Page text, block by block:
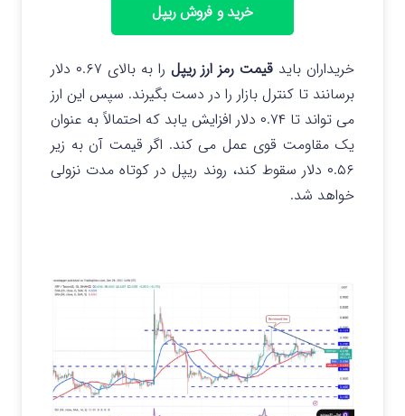
خرید و فروش ریپل
خریداران باید قیمت رمز ارز ریپل
را به بالای ۰.۶۷ دلار
برسانند تا کنترل بازار را در دست بگیرند. سپس این ارز
می تواند تا ۰.۷۴ دلار افزایش یابد که احتمالاً به عنوان
یک مقاومت قوی عمل می کند. اگر قیمت آن به زیر
۰.۵۶ دلار سقوط کند، روند ریپل در کوتاه مدت نزولی
خواهد شد.